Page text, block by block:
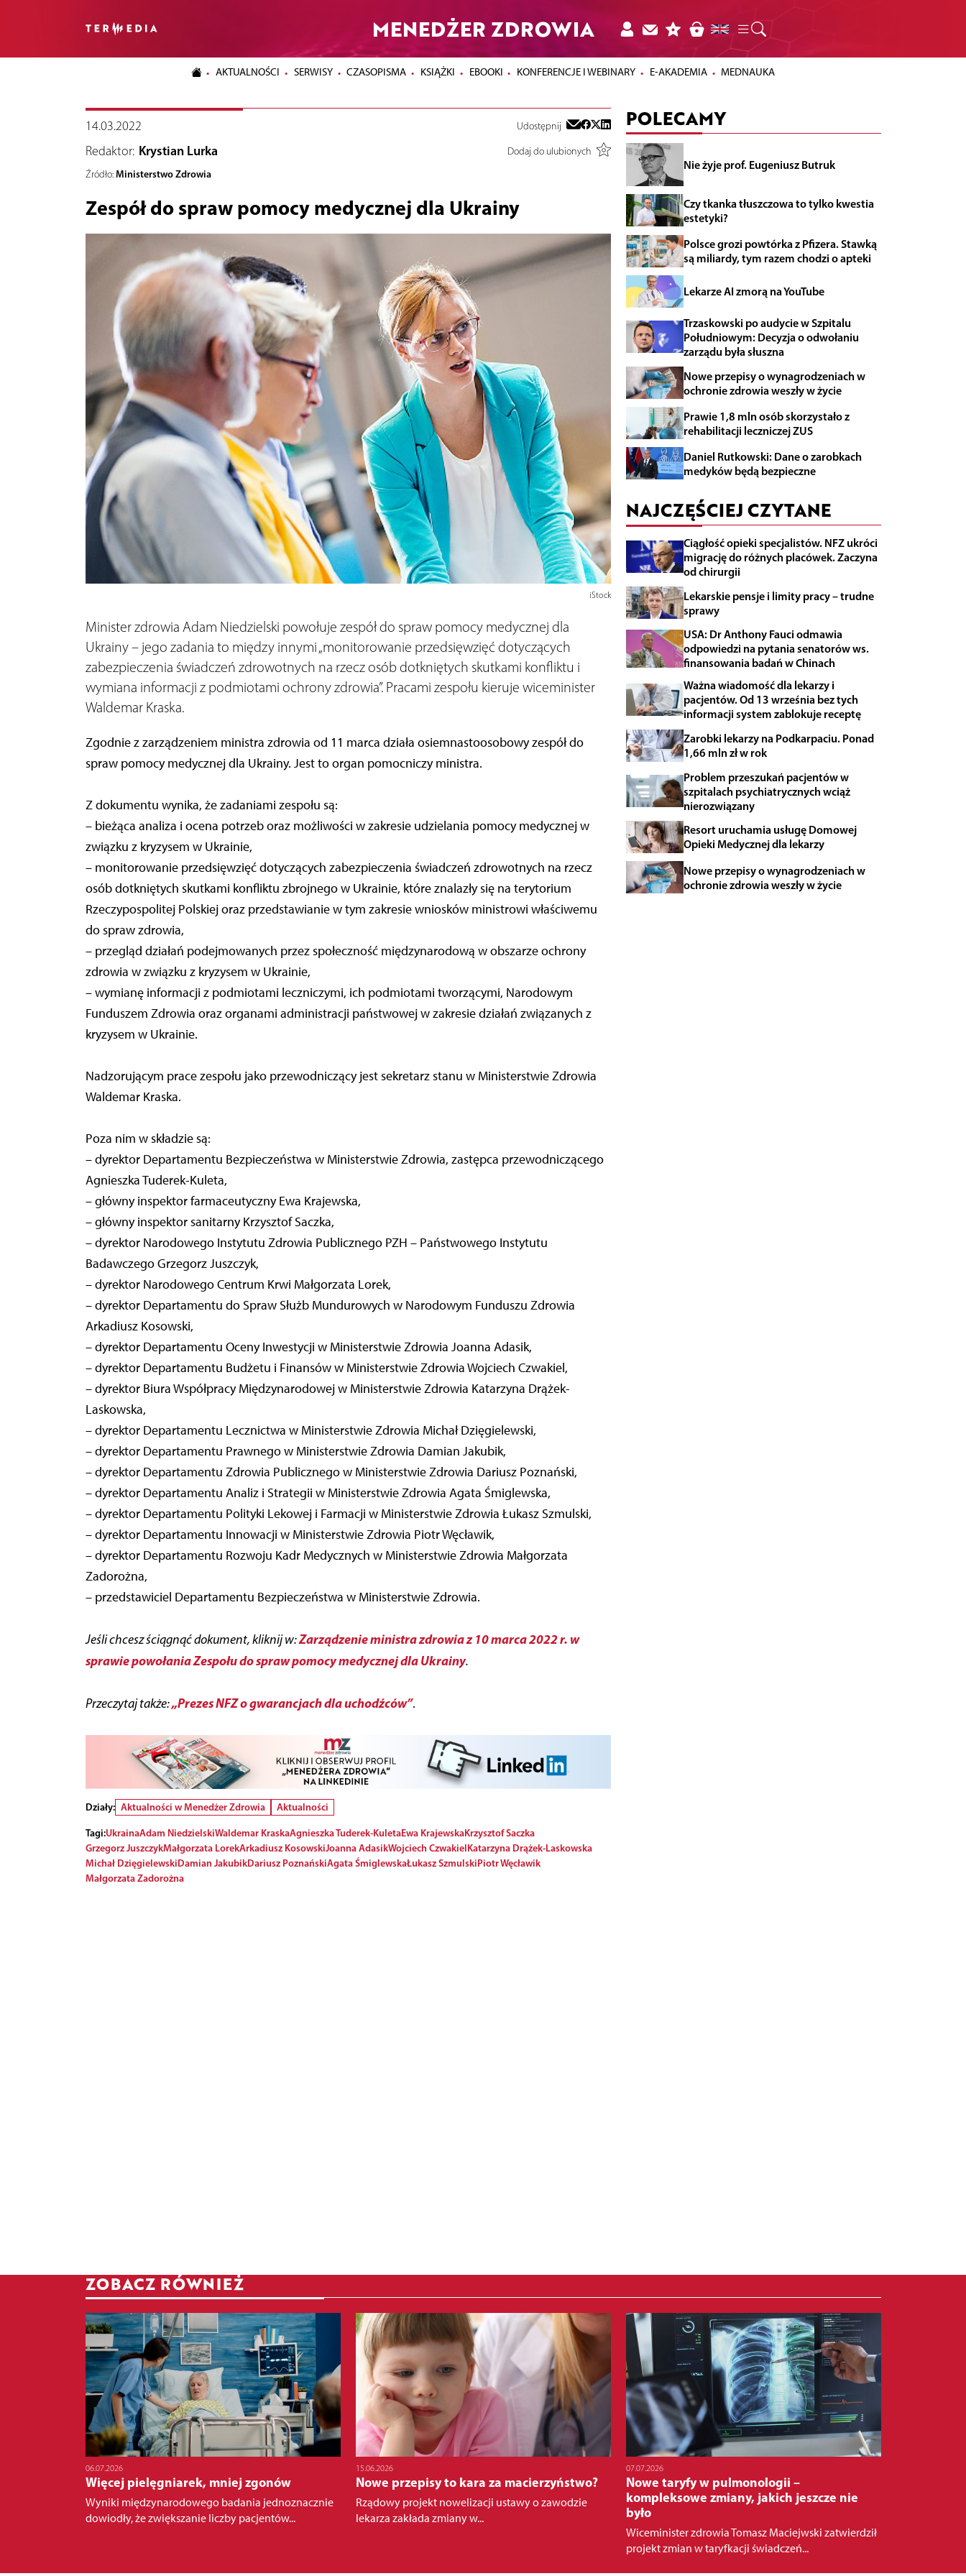
MENEDŻER ZDROWIA
AKTUALNOŚCI SERWISY CZASOPISMA KSIĄŻKI EBOOKI KONFERENCJE I WEBINARY E-AKADEMIA MEDNAUKA
14.03.2022 Udostępnij
Redaktor: Krystian Lurka
Dodaj do ulubionych
Źródło: Ministerstwo Zdrowia
Zespół do spraw pomocy medycznej dla Ukrainy
iStock
Minister zdrowia Adam Niedzielski powołuje zespół do spraw pomocy medycznej dla
Ukrainy – jego zadania to między innymi „monitorowanie przedsięwzięć dotyczących
zabezpieczenia świadczeń zdrowotnych na rzecz osób dotkniętych skutkami konfliktu i
wymiana informacji z podmiotami ochrony zdrowia”. Pracami zespołu kieruje wiceminister
Waldemar Kraska.
Zgodnie z zarządzeniem ministra zdrowia od 11 marca działa osiemnastoosobowy zespół do
spraw pomocy medycznej dla Ukrainy. Jest to organ pomocniczy ministra.
Z dokumentu wynika, że zadaniami zespołu są:
– bieżąca analiza i ocena potrzeb oraz możliwości w zakresie udzielania pomocy medycznej w
związku z kryzysem w Ukrainie,
– monitorowanie przedsięwzięć dotyczących zabezpieczenia świadczeń zdrowotnych na rzecz
osób dotkniętych skutkami konfliktu zbrojnego w Ukrainie, które znalazły się na terytorium
Rzeczypospolitej Polskiej oraz przedstawianie w tym zakresie wniosków ministrowi właściwemu
do spraw zdrowia,
– przegląd działań podejmowanych przez społeczność międzynarodową w obszarze ochrony
zdrowia w związku z kryzysem w Ukrainie,
– wymianę informacji z podmiotami leczniczymi, ich podmiotami tworzącymi, Narodowym
Funduszem Zdrowia oraz organami administracji państwowej w zakresie działań związanych z
kryzysem w Ukrainie.
Nadzorującym prace zespołu jako przewodniczący jest sekretarz stanu w Ministerstwie Zdrowia
Waldemar Kraska.
Poza nim w składzie są:
– dyrektor Departamentu Bezpieczeństwa w Ministerstwie Zdrowia, zastępca przewodniczącego
Agnieszka Tuderek-Kuleta,
– główny inspektor farmaceutyczny Ewa Krajewska,
– główny inspektor sanitarny Krzysztof Saczka,
– dyrektor Narodowego Instytutu Zdrowia Publicznego PZH – Państwowego Instytutu
Badawczego Grzegorz Juszczyk,
– dyrektor Narodowego Centrum Krwi Małgorzata Lorek,
– dyrektor Departamentu do Spraw Służb Mundurowych w Narodowym Funduszu Zdrowia
Arkadiusz Kosowski,
– dyrektor Departamentu Oceny Inwestycji w Ministerstwie Zdrowia Joanna Adasik,
– dyrektor Departamentu Budżetu i Finansów w Ministerstwie Zdrowia Wojciech Czwakiel,
– dyrektor Biura Współpracy Międzynarodowej w Ministerstwie Zdrowia Katarzyna Drążek-
Laskowska,
– dyrektor Departamentu Lecznictwa w Ministerstwie Zdrowia Michał Dzięgielewski,
– dyrektor Departamentu Prawnego w Ministerstwie Zdrowia Damian Jakubik,
– dyrektor Departamentu Zdrowia Publicznego w Ministerstwie Zdrowia Dariusz Poznański,
– dyrektor Departamentu Analiz i Strategii w Ministerstwie Zdrowia Agata Śmiglewska,
– dyrektor Departamentu Polityki Lekowej i Farmacji w Ministerstwie Zdrowia Łukasz Szmulski,
– dyrektor Departamentu Innowacji w Ministerstwie Zdrowia Piotr Węcławik,
– dyrektor Departamentu Rozwoju Kadr Medycznych w Ministerstwie Zdrowia Małgorzata
Zadorożna,
– przedstawiciel Departamentu Bezpieczeństwa w Ministerstwie Zdrowia.
Jeśli chcesz ściągnąć dokument, kliknij w:Zarządzenie ministra zdrowia z 10 marca 2022 r. w
sprawie powołania Zespołu do spraw pomocy medycznej dla Ukrainy.
Przeczytaj także:„Prezes NFZ o gwarancjach dla uchodźców”.
Działy: Aktualności w Menedżer Zdrowia
Aktualności
Tagi:UkrainaAdam NiedzielskiWaldemar KraskaAgnieszka Tuderek-KuletaEwa KrajewskaKrzysztof Saczka
Grzegorz JuszczykMałgorzata LorekArkadiusz KosowskiJoanna AdasikWojciech CzwakielKatarzyna Drążek-Laskowska
Michał DzięgielewskiDamian JakubikDariusz PoznańskiAgata ŚmiglewskaŁukasz SzmulskiPiotr Węcławik
Małgorzata Zadorożna
POLECAMY
Nie żyje prof. Eugeniusz Butruk
Czy tkanka tłuszczowa to tylko kwestia
estetyki?
Polsce grozi powtórka z Pfizera. Stawką
są miliardy, tym razem chodzi o apteki
Lekarze AI zmorą na YouTube
Trzaskowski po audycie w Szpitalu
Południowym: Decyzja o odwołaniu
zarządu była słuszna
Nowe przepisy o wynagrodzeniach w
ochronie zdrowia weszły w życie
Prawie 1,8 mln osób skorzystało z
rehabilitacji leczniczej ZUS
Daniel Rutkowski: Dane o zarobkach
medyków będą bezpieczne
NAJCZĘŚCIEJ CZYTANE
Ciągłość opieki specjalistów. NFZ ukróci
migrację do różnych placówek. Zaczyna
od chirurgii
Lekarskie pensje i limity pracy – trudne
sprawy
USA: Dr Anthony Fauci odmawia
odpowiedzi na pytania senatorów ws.
finansowania badań w Chinach
Ważna wiadomość dla lekarzy i
pacjentów. Od 13 września bez tych
informacji system zablokuje receptę
Zarobki lekarzy na Podkarpaciu. Ponad
1,66 mln zł w rok
Problem przeszukań pacjentów w
szpitalach psychiatrycznych wciąż
nierozwiązany
Resort uruchamia usługę Domowej
Opieki Medycznej dla lekarzy
Nowe przepisy o wynagrodzeniach w
ochronie zdrowia weszły w życie
ZOBACZ RÓWNIEŻ
06.07.2026
Więcej pielęgniarek, mniej zgonów
Wyniki międzynarodowego badania jednoznacznie
dowiodły, że zwiększanie liczby pacjentów...
15.06.2026
Nowe przepisy to kara za macierzyństwo?
Rządowy projekt nowelizacji ustawy o zawodzie
lekarza zakłada zmiany w...
07.07.2026
Nowe taryfy w pulmonologii –
kompleksowe zmiany, jakich jeszcze nie
było
Wiceminister zdrowia Tomasz Maciejwski zatwierdził
projekt zmian w taryfkacji świadczeń...